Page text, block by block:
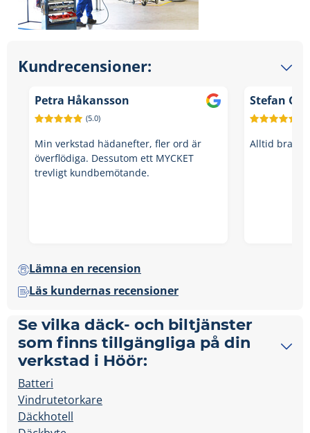
Kundrecensioner:
Petra Håkansson
(5.0)
Min verkstad hädanefter, fler ord är
överflödiga. Dessutom ett MYCKET
trevligt kundbemötande.
Stefan
Alltid bra
Lämna en recension
Läs kundernas recensioner
Se vilka däck- och biltjänster
som finns tillgängliga på din
verkstad i Höör:
Batteri
Vindrutetorkare
Däckhotell